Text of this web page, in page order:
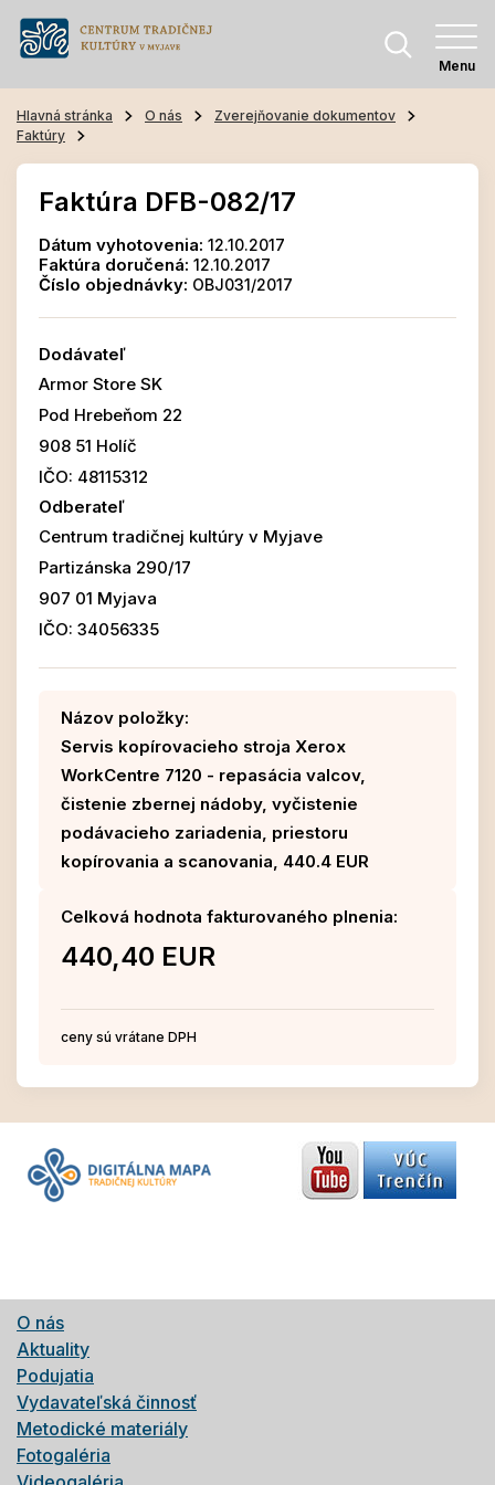
Menu
Hlavná stránka O nás
Zverejňovanie dokumentov
Faktúry
Faktúra DFB-082/17
Dátum vyhotovenia: 12.10.2017
Faktúra doručená: 12.10.2017
Číslo objednávky: OBJ031/2017
Dodávateľ
Armor Store SK
Pod Hrebeňom 22
908 51 Holíč
IČO: 48115312
Odberateľ
Centrum tradičnej kultúry v Myjave
Partizánska 290/17
907 01 Myjava
IČO: 34056335
Názov položky:
Servis kopírovacieho stroja Xerox
WorkCentre 7120 - repasácia valcov,
čistenie zbernej nádoby, vyčistenie
podávacieho zariadenia, priestoru
kopírovania a scanovania, 440.4 EUR
Celková hodnota fakturovaného plnenia:
440,40 EUR
ceny sú vrátane DPH
O nás
Aktuality
Podujatia
Vydavateľská činnosť
Metodické materiály
Fotogaléria